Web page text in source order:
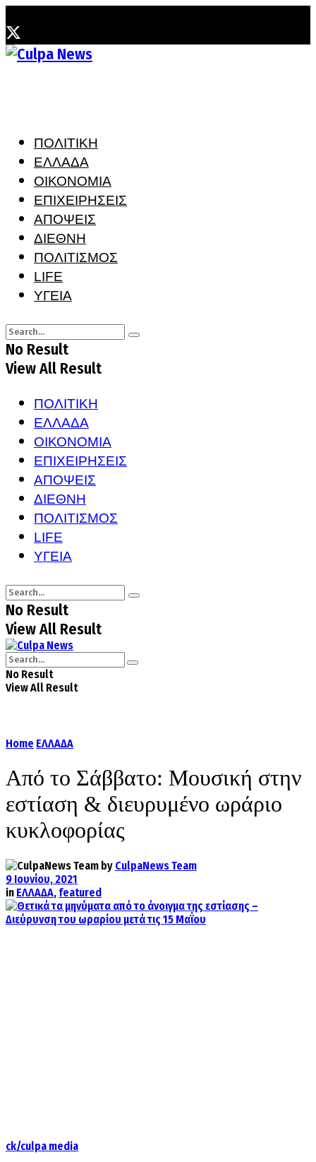
ΠΟΛΙΤΙΚΗ
ΕΛΛΑΔΑ
ΟΙΚΟΝΟΜΙΑ
ΕΠΙΧΕΙΡΗΣΕΙΣ
ΑΠΟΨΕΙΣ
ΔΙΕΘΝΗ
ΠΟΛΙΤΙΣΜΟΣ
LIFE
ΥΓΕΙΑ
No Result
View All Result
ΠΟΛΙΤΙΚΗ
ΕΛΛΑΔΑ
ΟΙΚΟΝΟΜΙΑ
ΕΠΙΧΕΙΡΗΣΕΙΣ
ΑΠΟΨΕΙΣ
ΔΙΕΘΝΗ
ΠΟΛΙΤΙΣΜΟΣ
LIFE
ΥΓΕΙΑ
No Result
View All Result
No Result
View All Result
Home ΕΛΛΑΔΑ
Από το Σάββατο: Mουσική στην
εστίαση & διευρυμένο ωράριο
κυκλοφορίας
by CulpaNews Team
9 Ιουνίου, 2021
in ΕΛΛΑΔΑ, featured
ck/culpa media